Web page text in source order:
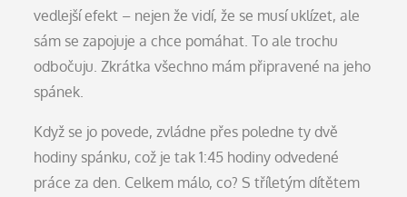
vedlejší efekt – nejen že vidí, že se musí uklízet, ale
sám se zapojuje a chce pomáhat. To ale trochu
odbočuju. Zkrátka všechno mám připravené na jeho
spánek.
Když se jo povede, zvládne přes poledne ty dvě
hodiny spánku, což je tak 1:45 hodiny odvedené
práce za den. Celkem málo, co? S tříletým dítětem